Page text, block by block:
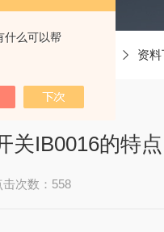
什么可以帮
资
关IB0016的特点
击次数：558